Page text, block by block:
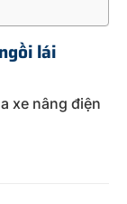
lái
xe nâng điện